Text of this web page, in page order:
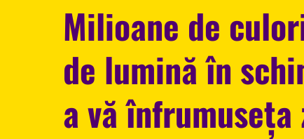
Milioane de
de lumină în
a vă înfrumuseța